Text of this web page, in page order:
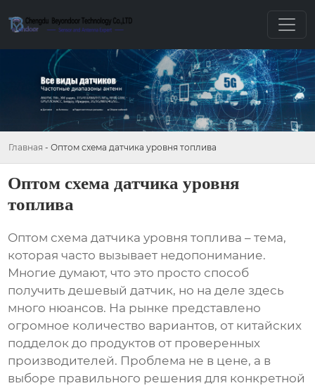
Главная - Оптом схема датчика уровня топлива
Оптом схема датчика уровня
топлива
Оптом схема датчика уровня топлива – тема,
которая часто вызывает недопонимание.
Многие думают, что это просто способ
получить дешевый датчик, но на деле здесь
много нюансов. На рынке представлено
огромное количество вариантов, от китайских
подделок до продуктов от проверенных
производителей. Проблема не в цене, а в
выборе правильного решения для конкретной